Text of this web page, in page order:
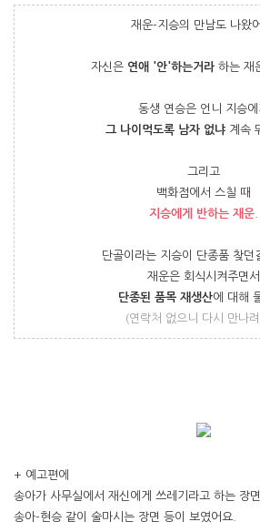
재운-지승의 만남도 나왔
자신은 연애 '안'하는거라 하는 재
동생 연승은 언니 지승에
그 나이먹도록 남자 없냐 계속
그리고
백화점에서 스칠 때
지승에게 반하는 재운
단골이라는 지승이 단종품 찾던
재운은 회식시켜주면서
단종된 품목 재생산에 대해
(연락처 없으니 다시 만나
+ 예고편에
송아가 사무실에서 재신에게 쓰레기라고 하는 장면.
송아-현승 같이 술마시는 장면 등이 보였어요.